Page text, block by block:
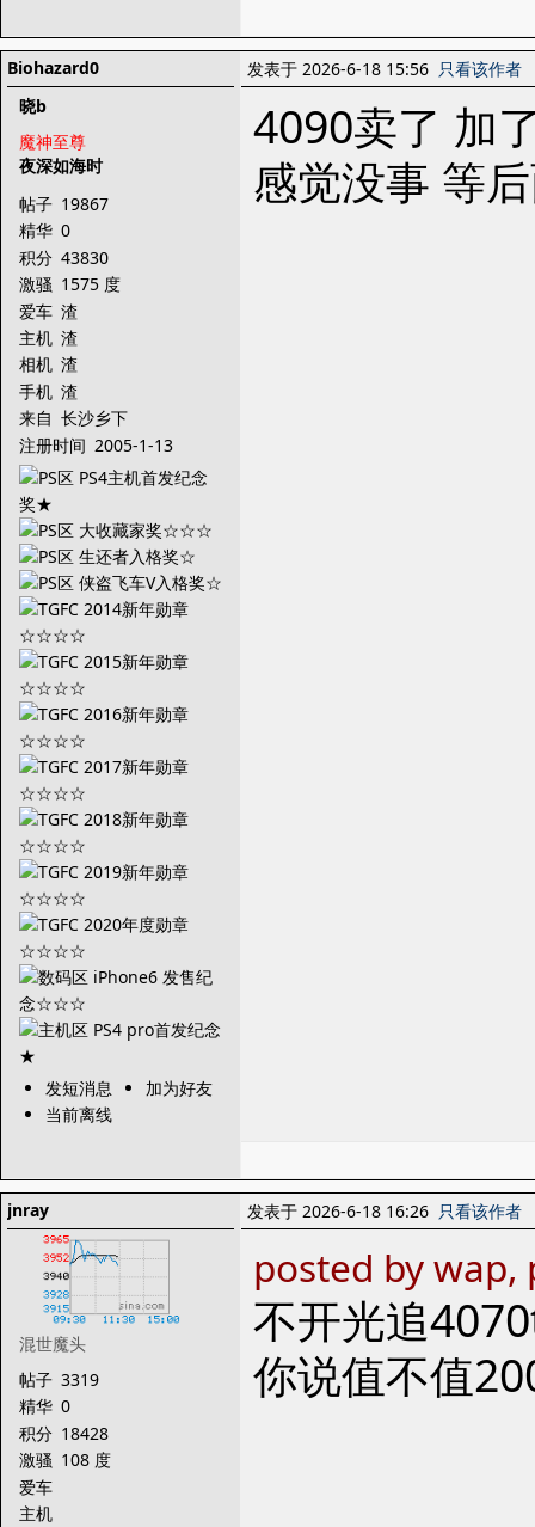
Biohazard0
晓b
魔神至尊
夜深如海时
帖子 19867
精华 0
积分 43830
激骚 1575 度
爱车 渣
主机 渣
相机 渣
手机 渣
来自 长沙乡下
注册时间 2005-1-13
发短消息
加为好友
当前离线
发表于 2026-6-18 15:56 只看该作者
4090卖了 加
感觉没事 等
jnray
混世魔头
帖子 3319
精华 0
积分 18428
激骚 108 度
爱车
主机
发表于 2026-6-18 16:26 只看该作者
posted by
不开光追
你说值不值